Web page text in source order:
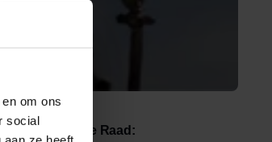
om ons
social
12 APRIL 2024
Uitspraak Hoge Raad: